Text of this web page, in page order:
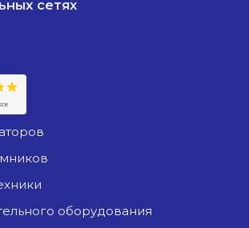
сетях
оборудования